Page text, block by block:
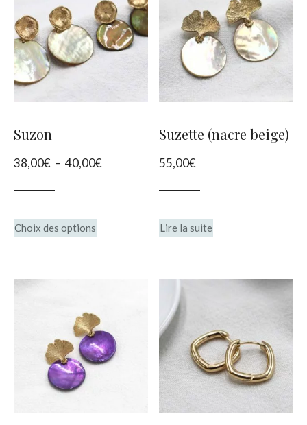
Suzon
38,00€ – 40,00€
Choix des optionsCe
produit
variations.
Les
options
Suzette (nacre beige)
55,00€
Lire la suite